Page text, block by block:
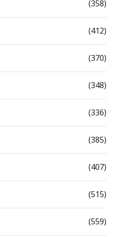
(358)
(412)
(370)
(348)
(336)
(385)
(407)
(515)
(559)